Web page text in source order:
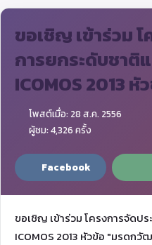
ขอเชิญ เข้าร่วม
การยกระดับชาติ
ICOMOS 2013 หั
โพสต์เมื่อ: 28 ส.ค. 2556
ผู้ชม: 4,326 ครั้ง
Facebook
ขอเชิญ เข้าร่วม โครงการจัดป
ICOMOS 2013 หัวข้อ "มรดกวั